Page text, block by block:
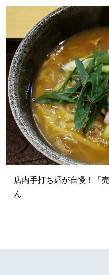
店内手打ち麺が自慢！「
ん